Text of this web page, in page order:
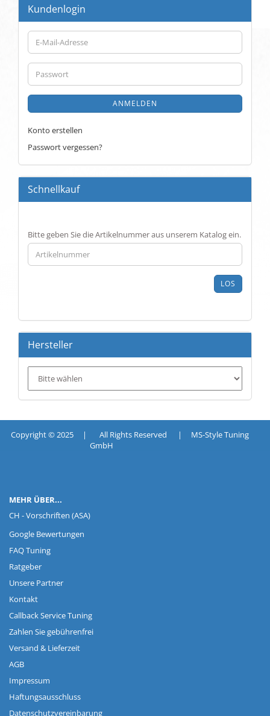
Kundenlogin
E-
Mail-
Adresse
Passwort
ANMELDEN
Konto erstellen
Passwort vergessen?
Schnellkauf
BITTE
GEBEN
SIE
DIE
EIN.
Bitte geben Sie die Artikelnummer aus unserem Katalog ein.
LOS
Hersteller
Copyright © 2025 | All Rights Reserved | MS-Style Tuning
GmbH
MEHR ÜBER...
CH - Vorschriften (ASA)
Google Bewertungen
FAQ Tuning
Ratgeber
Unsere Partner
Kontakt
Callback Service Tuning
Zahlen Sie gebührenfrei
Versand & Lieferzeit
AGB
Impressum
Haftungsausschluss
Datenschutzvereinbarung